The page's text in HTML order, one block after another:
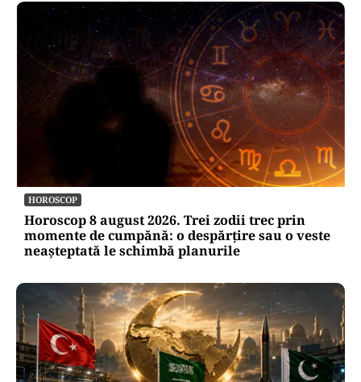
HOROSCOP
Horoscop 8 august 2026. Trei zodii trec prin
momente de cumpănă: o despărțire sau o veste
neașteptată le schimbă planurile